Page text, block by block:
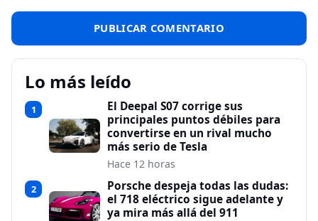
Lo más leído
1
El Deepal S07 corrige sus
principales puntos débiles para
convertirse en un rival mucho
más serio de Tesla
Hace 12 horas
2
Porsche despeja todas las dudas:
el 718 eléctrico sigue adelante y
ya mira más allá del 911